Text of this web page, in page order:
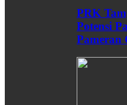
PRK
Potensi
Pameran